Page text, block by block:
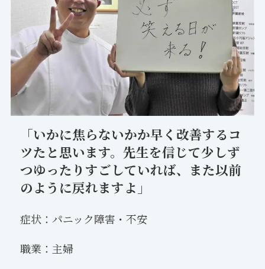
「いかに焦らないかか早く改善するコ
ツたと思います。先生を信じて少しず
つゆったりすごしていれば、また以前
のように戻れますよ」
症状：パニック障害・不安
職業：主婦